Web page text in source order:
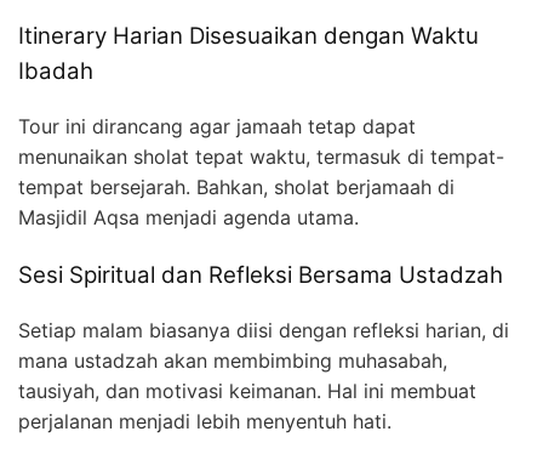
Itinerary Harian Disesuaikan dengan Waktu
Ibadah
Tour ini dirancang agar jamaah tetap dapat
menunaikan sholat tepat waktu, termasuk di tempat-
tempat bersejarah. Bahkan, sholat berjamaah di
Masjidil Aqsa menjadi agenda utama.
Sesi Spiritual dan Refleksi Bersama Ustadzah
Setiap malam biasanya diisi dengan refleksi harian, di
mana ustadzah akan membimbing muhasabah,
tausiyah, dan motivasi keimanan. Hal ini membuat
perjalanan menjadi lebih menyentuh hati.